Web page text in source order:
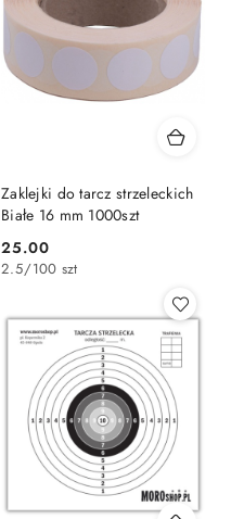
Zaklejki do tarcz strzeleckich
Białe 16 mm 1000szt
Cena:
25.00
2.5/100 szt